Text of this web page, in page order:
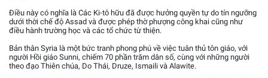
Điều này có nghĩa là Các Ki-tô hữu đã được hưởng quyền tự do tín ngưỡng
dưới thời chế độ Assad và được phép thờ phượng công khai cũng như
điều hành trường học và các tổ chức từ thiện.
Bản thân Syria là một bức tranh phong phú về việc tuân thủ tôn giáo, với
người Hồi giáo Sunni, chiếm 70 phần trăm dân số, cùng với những người
theo đạo Thiên chúa, Do Thái, Druze, Ismaili và Alawite.